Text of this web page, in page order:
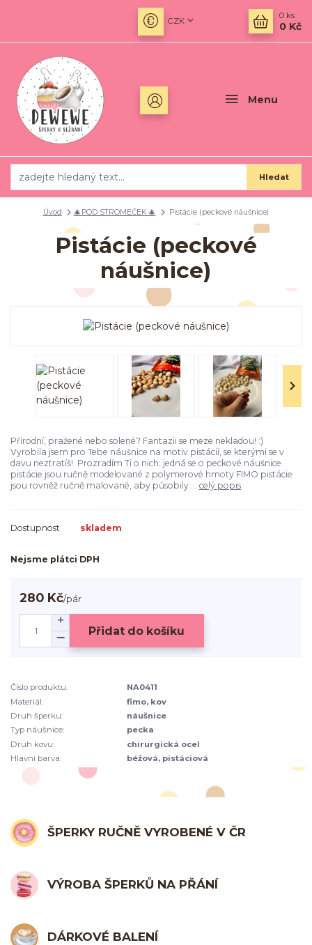
Menu
CZK
Hledat
0 ks
0 Kč
Úvod 🎄POD STROMEČEK 🎄 Pistácie (peckové náušnice)
Pistácie (peckové
náušnice)
Přírodní, pražené nebo solené? Fantazii se meze nekladou! :)
Vyrobila jsem pro Tebe náušnice na motiv pistácií, se kterými se v
davu neztratíš! Prozradím Ti o nich: jedná se o peckové náušnice
pistácie jsou ručně modelované z polymerové hmoty FIMO pistácie
jsou rovněž ručně malované, aby působily ... celý popis
Dostupnost skladem
Nejsme plátci DPH
280 Kč/pár
Přidat do košíku
Číslo produktu:
NA0411
Materiál:
fimo, kov
Druh šperku:
náušnice
Typ náušnice:
pecka
Druh kovu:
chirurgická ocel
Hlavní barva:
béžová, pistáciová
ŠPERKY RUČNĚ VYROBENÉ V ČR
VÝROBA ŠPERKŮ NA PŘÁNÍ
DÁRKOVÉ BALENÍ